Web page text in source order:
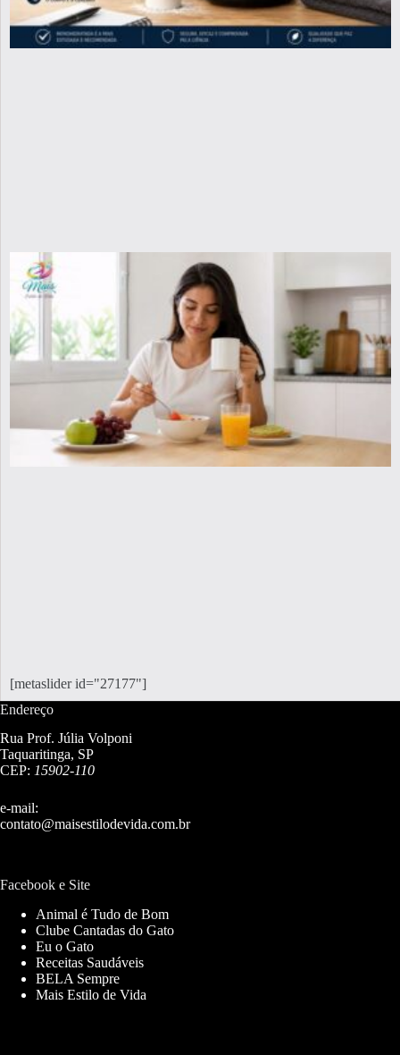
[metaslider id="27177"]
Endereço
Rua Prof. Júlia Volponi
Taquaritinga, SP
CEP: 15902-110
e-mail:
contato@maisestilodevida.com.br
Facebook e Site
Animal é Tudo de Bom
Clube Cantadas do Gato
Eu o Gato
Receitas Saudáveis
BELA Sempre
Mais Estilo de Vida